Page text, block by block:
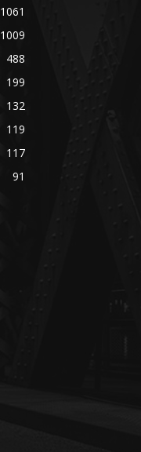
1061
1009
488
199
132
119
117
91